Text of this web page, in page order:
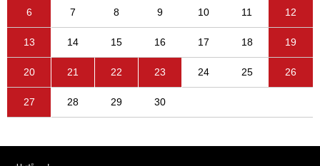
6 7 8 9 10 11 12
13 14 15 16 17 18 19
20 21 22 23 24 25 26
27 28 29 30